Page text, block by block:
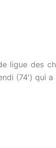
ligue des
(74′) qui